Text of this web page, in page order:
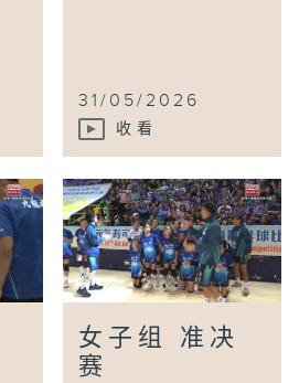
31/05/2026
收看
女子组 准决
赛